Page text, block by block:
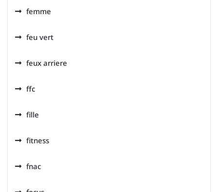
femme
feu vert
feux arriere
ffc
fille
fitness
fnac